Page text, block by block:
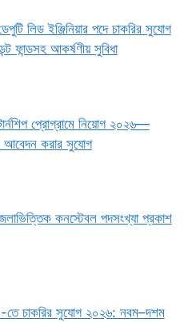
লিড ইঞ্জিনিয়ার পদে চাকরির সুযোগ
ফান্ডসহ আকর্ষণীয় সুবিধা
প্রোগ্রামে নিয়োগ ২০২৬—
আবেদন করার সুযোগ
কনস্টেবল পদসংখ্যা প্রকাশ
চাকরির সুযোগ ২০২৬: নবম–দশম